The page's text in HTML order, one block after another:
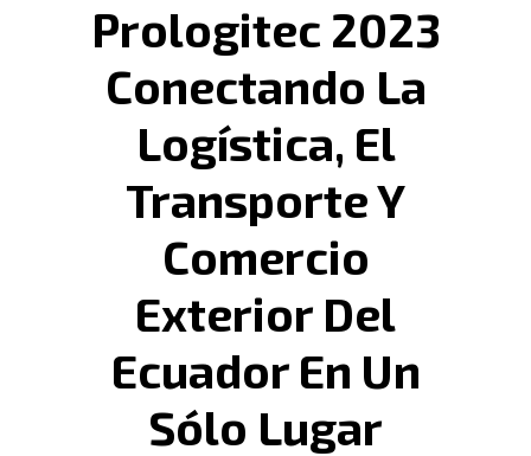
Prologitec 2023
Conectando La
Logística, El
Transporte Y
Comercio
Exterior Del
Ecuador En Un
Sólo Lugar